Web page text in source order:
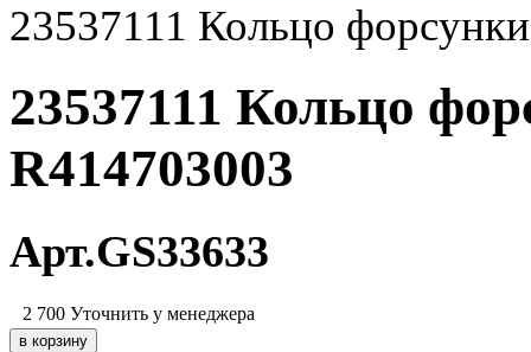
23537111 Кольцо
23537111 Кольцо
R414703003
Арт.GS33633
2 700 Уточнить у менеджера